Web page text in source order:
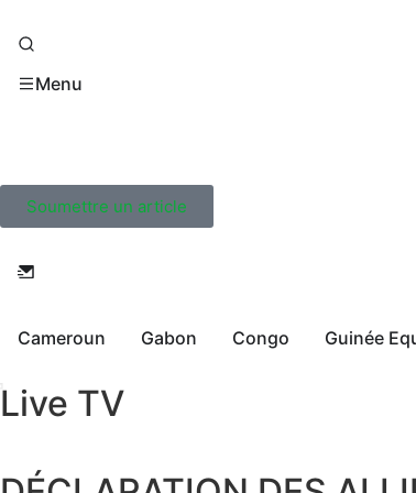
Menu
Soumettre un article
Cameroun Gabon Congo Guinée
Live TV